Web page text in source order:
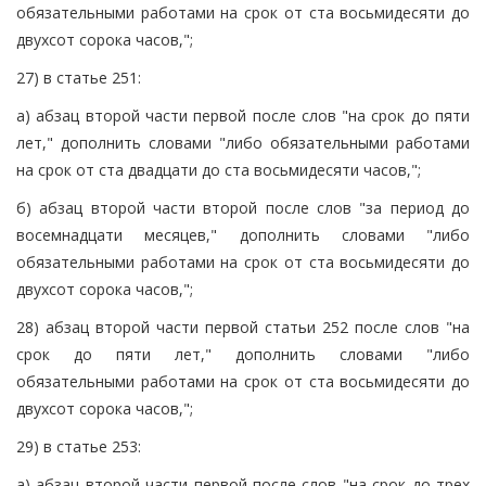
обязательными работами на срок от ста восьмидесяти до
двухсот сорока часов,";
27) в статье 251:
а) абзац второй части первой после слов "на срок до пяти
лет," дополнить словами "либо обязательными работами
на срок от ста двадцати до ста восьмидесяти часов,";
б) абзац второй части второй после слов "за период до
восемнадцати месяцев," дополнить словами "либо
обязательными работами на срок от ста восьмидесяти до
двухсот сорока часов,";
28) абзац второй части первой статьи 252 после слов "на
срок до пяти лет," дополнить словами "либо
обязательными работами на срок от ста восьмидесяти до
двухсот сорока часов,";
29) в статье 253: